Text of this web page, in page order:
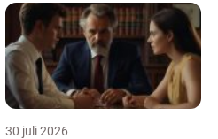
30 juli 2026